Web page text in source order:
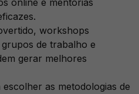
online e mentorias
workshops
de trabalho e
gerar melhores
escolher as metodologias de